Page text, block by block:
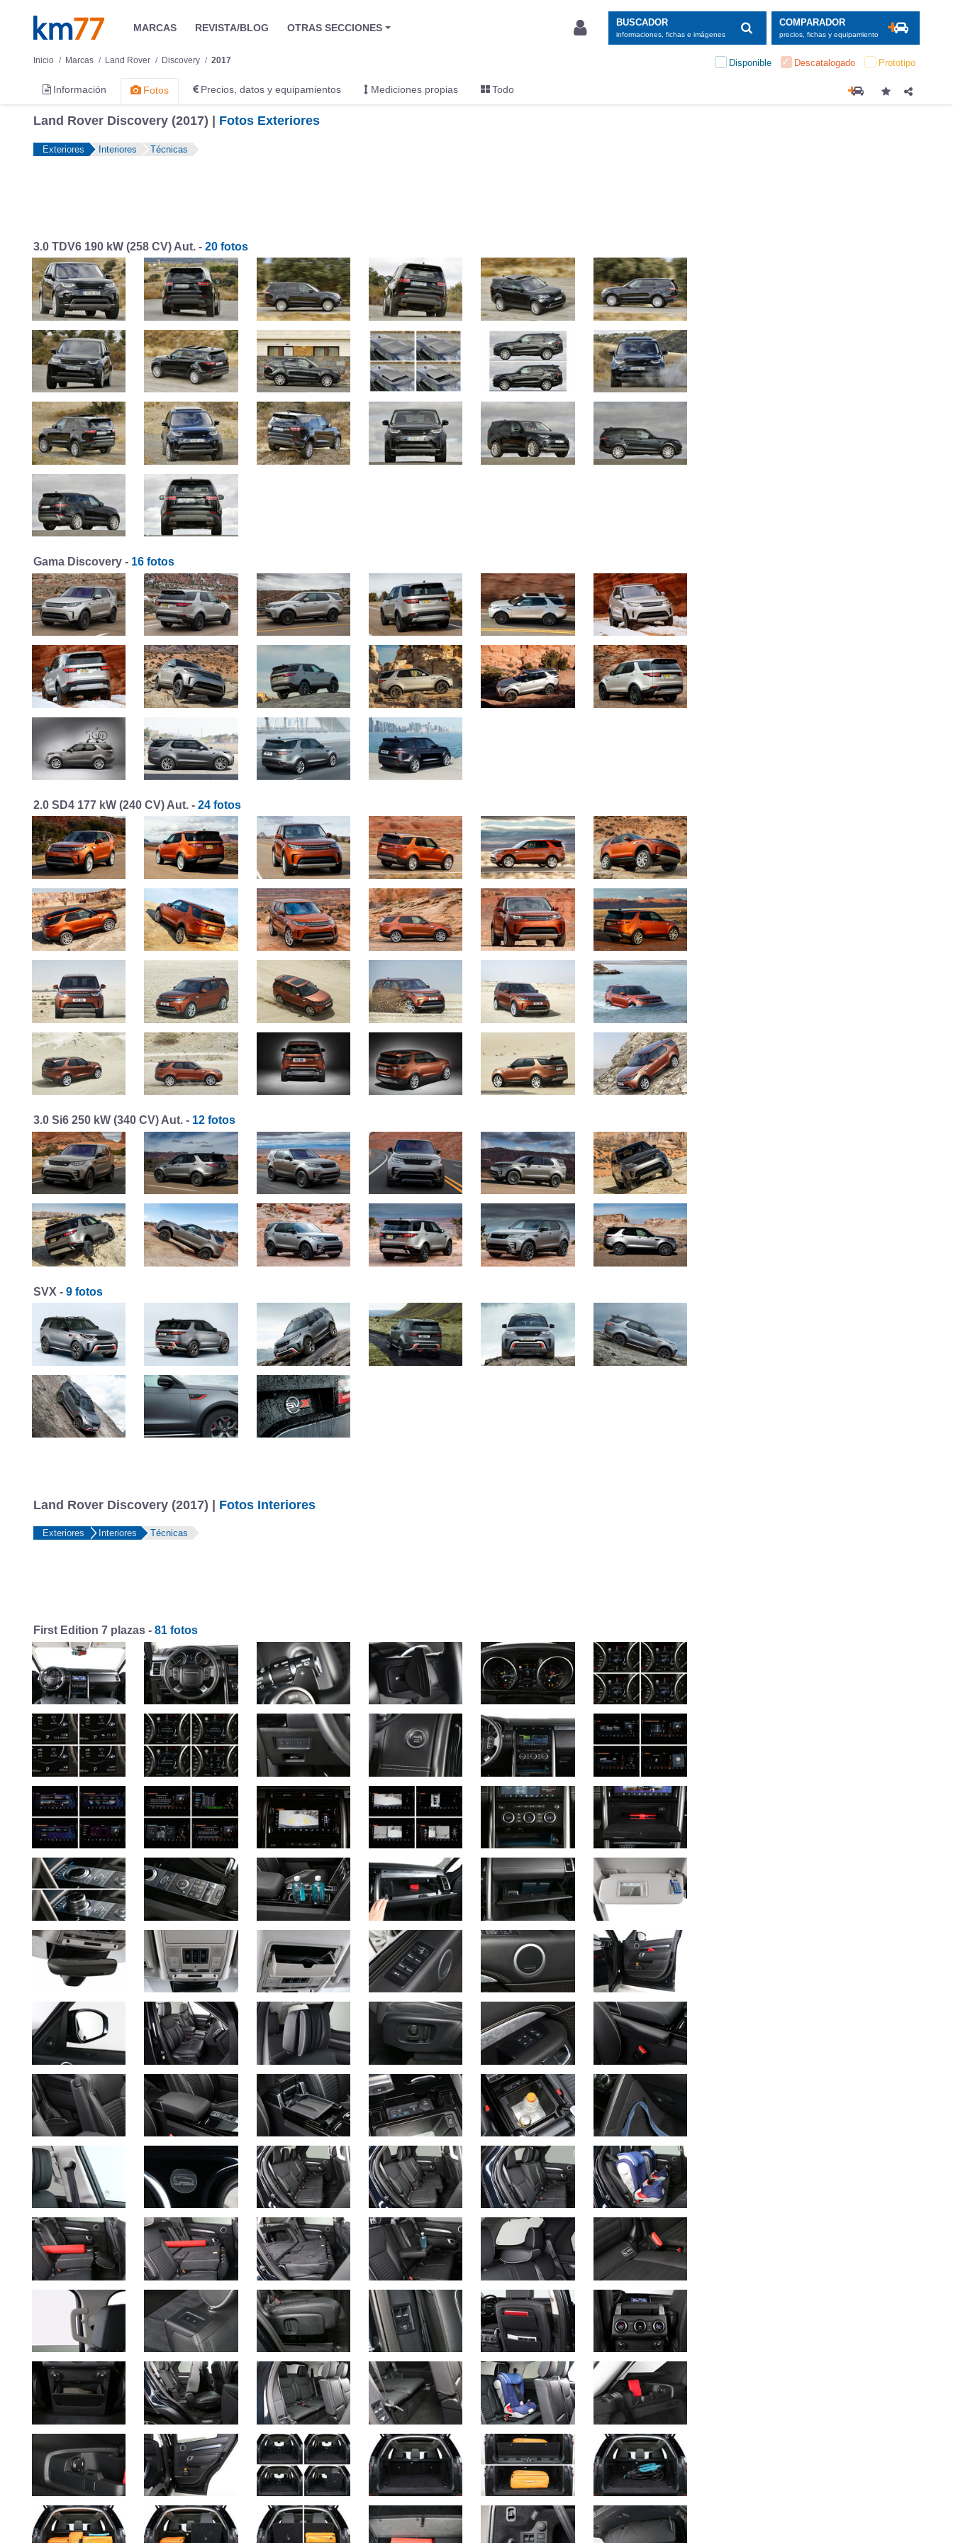
MARCAS REVISTA/BLOG OTRAS SECCIONES BUSCADOR
informaciones, fichas e imágenes
COMPARADOR
precios, fichas y equipamiento
Inicio Marcas Land Rover Discovery 2017 Disponible Descatalogado Prototipo
Información Fotos Precios, datos y equipamientos Mediciones propias Todo
Land Rover Discovery (2017) | Fotos Exteriores
Exteriores Interiores Técnicas
3.0 TDV6 190 kW (258 CV) Aut. - 20 fotos
Gama Discovery - 16 fotos
2.0 SD4 177 kW (240 CV) Aut. - 24 fotos
3.0 Si6 250 kW (340 CV) Aut. - 12 fotos
SVX - 9 fotos
Land Rover Discovery (2017) | Fotos Interiores
Exteriores Interiores Técnicas
First Edition 7 plazas - 81 fotos